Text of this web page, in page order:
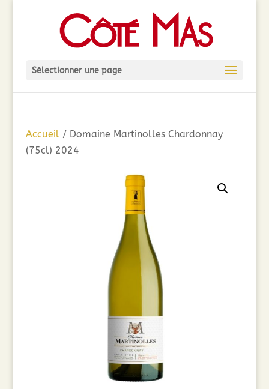
Sélectionner une page
Accueil/ Domaine Martinolles Chardonnay
(75cl) 2024